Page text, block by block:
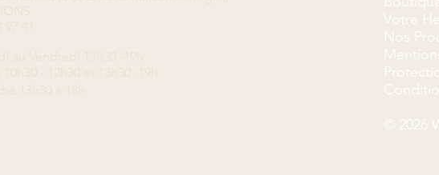
Votre
Nos
© 2026